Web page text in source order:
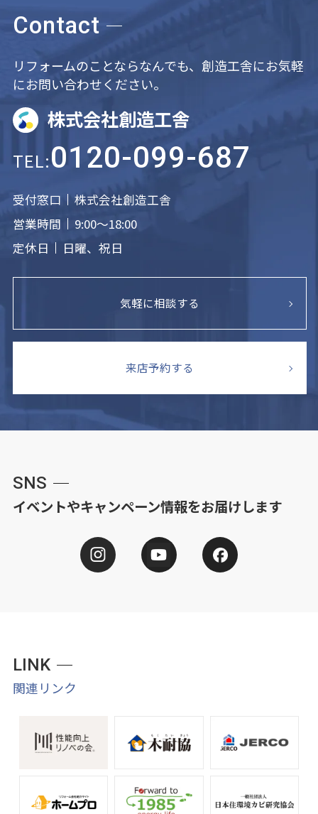
Contact
リフォームのことならなんでも、創造工舎にお気軽
にお問い合わせください。
株式会社創造工舎
TEL:0120-099-687
受付窓口
株式会社創造工舎
営業時間
9:00～18:00
定休日
日曜、祝日
気軽に相談する
来店予約する
SNS
イベントやキャンペーン情報をお届けします
LINK
関連リンク